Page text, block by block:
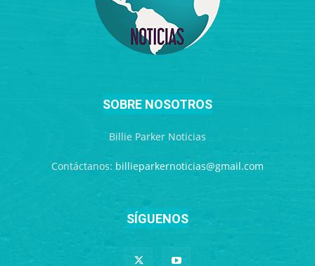
SOBRE NOSOTROS
Billie Parker Noticias
Contáctanos: billieparkernoticias@gmail.com
SÍGUENOS